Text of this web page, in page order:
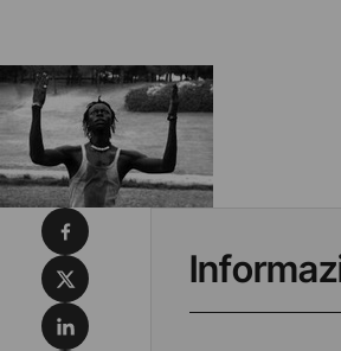
Condividi su Facebook
Condividi su X
Condividi su LinkedIn